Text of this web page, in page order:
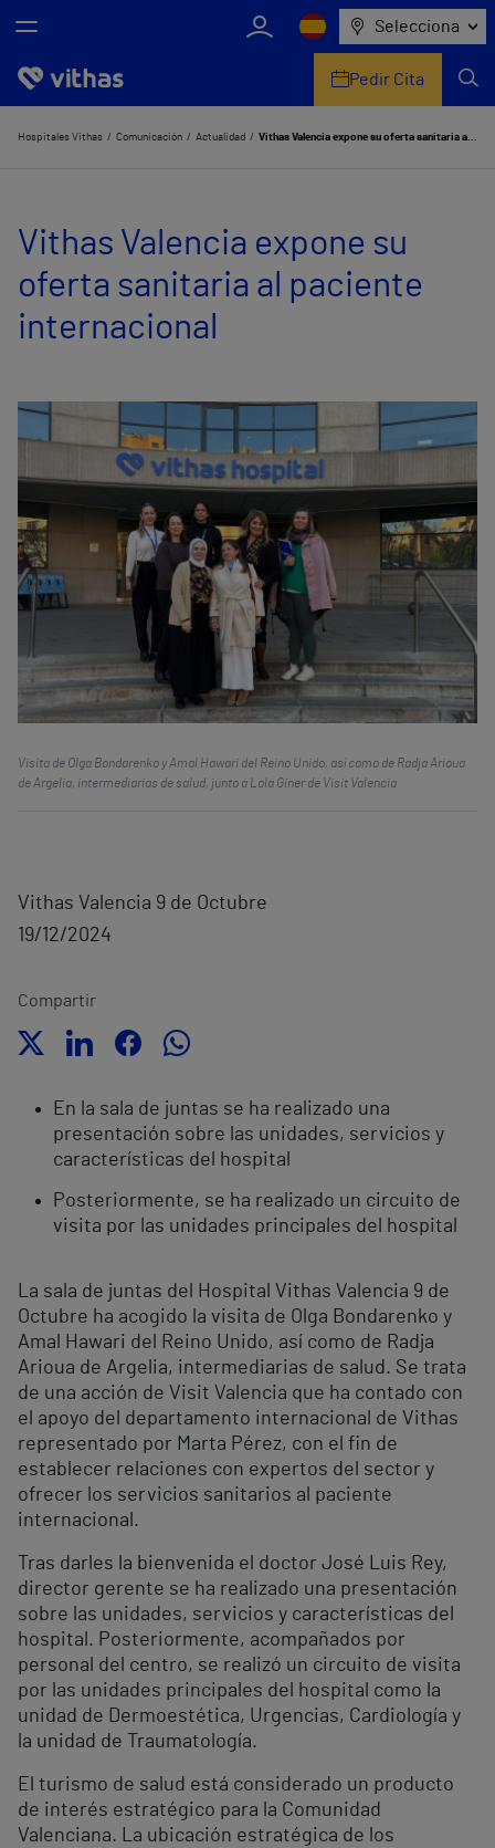
Selecciona
Nosotros
Servicios de salud
Equipo médico y asistencial
Comunicación
Pedir Cita
Hospitales Vithas Comunicación Actualidad Vithas Valencia expone su oferta sanitaria al paciente internacional
Vithas Valencia expone su
oferta sanitaria al paciente
internacional
Visita de Olga Bondarenko y Amal Hawari del Reino Unido, así como de Radja Arioua
de Argelia, intermediarias de salud, junto a Lola Giner de Visit Valencia
Vithas Valencia 9 de Octubre
19/12/2024
Compartir
En la sala de juntas se ha realizado una
presentación sobre las unidades, servicios y
características del hospital
Posteriormente, se ha realizado un circuito de
visita por las unidades principales del hospital
La sala de juntas del Hospital Vithas Valencia 9 de
Octubre ha acogido la visita de Olga Bondarenko y
Amal Hawari del Reino Unido, así como de Radja
Arioua de Argelia, intermediarias de salud. Se trata
de una acción de Visit Valencia que ha contado con
el apoyo del departamento internacional de Vithas
representado por Marta Pérez, con el fin de
establecer relaciones con expertos del sector y
ofrecer los servicios sanitarios al paciente
internacional.
Tras darles la bienvenida el doctor José Luis Rey,
director gerente se ha realizado una presentación
sobre las unidades, servicios y características del
hospital. Posteriormente, acompañados por
personal del centro, se realizó un circuito de visita
por las unidades principales del hospital como la
unidad de Dermoestética, Urgencias, Cardiología y
la unidad de Traumatología.
El turismo de salud está considerado un producto
de interés estratégico para la Comunidad
Valenciana. La ubicación estratégica de los